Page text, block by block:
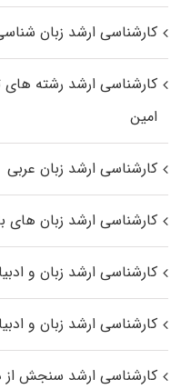
کارشناسی ارشد زبان
کارشناسی ارشد رﺷﺘﻪ
اﻣﻴﻦ
کارشناسی ارشد زبان عربی
کارشناسی ارشد زبان‌ های
کارشناسی ارشد زبان و
کارشناسی ارشد زبان و
کارشناسی ارشد سنجش از